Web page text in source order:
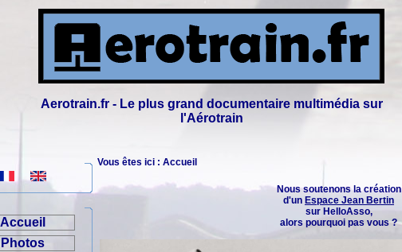
Aerotrain.fr - Le plus grand documentaire multimédia sur
l'Aérotrain
Accueil
Photos
Vous êtes ici : Accueil
Nous soutenons la création
d'un Espace Jean Bertin
sur HelloAsso,
alors pourquoi pas vous ?